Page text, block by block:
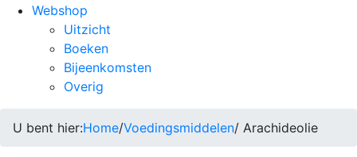
Webshop
Uitzicht
Boeken
Bijeenkomsten
Overig
U bent hier:Home/Voedingsmiddelen/ Arachideolie